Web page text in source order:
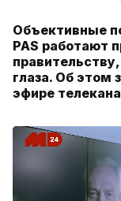
Объективные
PAS работают
глаза. Об этом
эфире